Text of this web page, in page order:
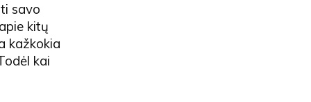
savo
kitų
kažkokia
kai